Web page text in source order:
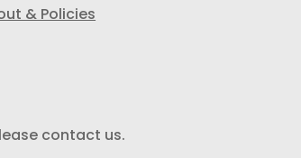
& Policies
contact us.